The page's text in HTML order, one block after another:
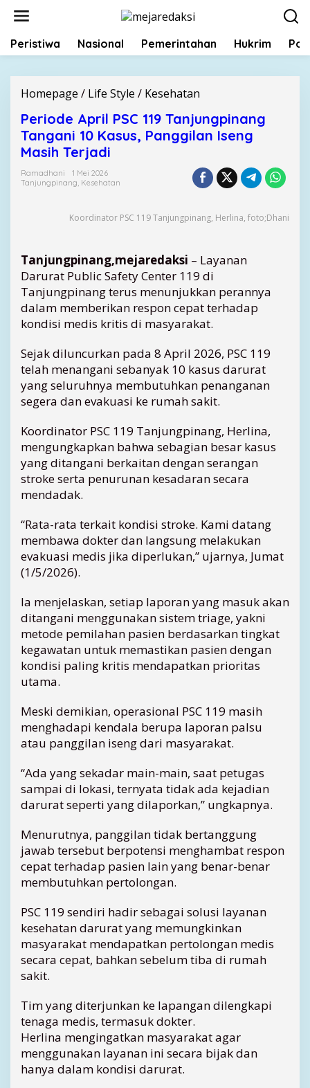
Peristiwa Nasional Pemerintahan Hukrim
Homepage / Life Style / Kesehatan
r
i
e
A
r
P
S
C
1
1
9
a
n
j
u
g
p
i
n
a
T
a
g
i
1
0
K
a
s
,
P
a
g
g
i
n
I
s
g
M
a
s
i
e
j
a
d
Periode April PSC 119 Tanjungpinang
Tangani 10 Kasus, Panggilan Iseng
Masih Terjadi
Ramadhani
1 Mei 2026
Tanjungpinang, Kesehatan
Koordinator PSC 119 Tanjungpinang, Herlina, foto;Dhani
Tanjungpinang,mejaredaksi – Layanan
Darurat Public Safety Center 119 di
Tanjungpinang terus menunjukkan perannya
dalam memberikan respon cepat terhadap
kondisi medis kritis di masyarakat.
Sejak diluncurkan pada 8 April 2026, PSC 119
telah menangani sebanyak 10 kasus darurat
yang seluruhnya membutuhkan penanganan
segera dan evakuasi ke rumah sakit.
Koordinator PSC 119 Tanjungpinang, Herlina,
mengungkapkan bahwa sebagian besar kasus
yang ditangani berkaitan dengan serangan
stroke serta penurunan kesadaran secara
mendadak.
“Rata-rata terkait kondisi stroke. Kami datang
membawa dokter dan langsung melakukan
evakuasi medis jika diperlukan,” ujarnya, Jumat
(1/5/2026).
Ia menjelaskan, setiap laporan yang masuk akan
ditangani menggunakan sistem triage, yakni
metode pemilahan pasien berdasarkan tingkat
kegawatan untuk memastikan pasien dengan
kondisi paling kritis mendapatkan prioritas
utama.
Meski demikian, operasional PSC 119 masih
menghadapi kendala berupa laporan palsu
atau panggilan iseng dari masyarakat.
“Ada yang sekadar main-main, saat petugas
sampai di lokasi, ternyata tidak ada kejadian
darurat seperti yang dilaporkan,” ungkapnya.
Menurutnya, panggilan tidak bertanggung
jawab tersebut berpotensi menghambat respon
cepat terhadap pasien lain yang benar-benar
membutuhkan pertolongan.
PSC 119 sendiri hadir sebagai solusi layanan
kesehatan darurat yang memungkinkan
masyarakat mendapatkan pertolongan medis
secara cepat, bahkan sebelum tiba di rumah
sakit.
Tim yang diterjunkan ke lapangan dilengkapi
tenaga medis, termasuk dokter.
Herlina mengingatkan masyarakat agar
menggunakan layanan ini secara bijak dan
hanya dalam kondisi darurat.